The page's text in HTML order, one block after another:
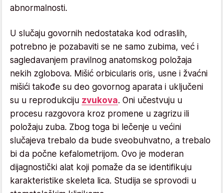
abnormalnosti.
U slučaju govornih nedostataka kod odraslih,
potrebno je pozabaviti se ne samo zubima, već i
sagledavanjem pravilnog anatomskog položaja
nekih zglobova. Mišić orbicularis oris, usne i žvaćni
mišići takođe su deo govornog aparata i uključeni
su u reprodukciju zvukova. Oni učestvuju u
procesu razgovora kroz promene u zagrizu ili
položaju zuba. Zbog toga bi lečenje u većini
slučajeva trebalo da bude sveobuhvatno, a trebalo
bi da počne kefalometrijom. Ovo je moderan
dijagnostički alat koji pomaže da se identifikuju
karakteristike skeleta lica. Studija se sprovodi u